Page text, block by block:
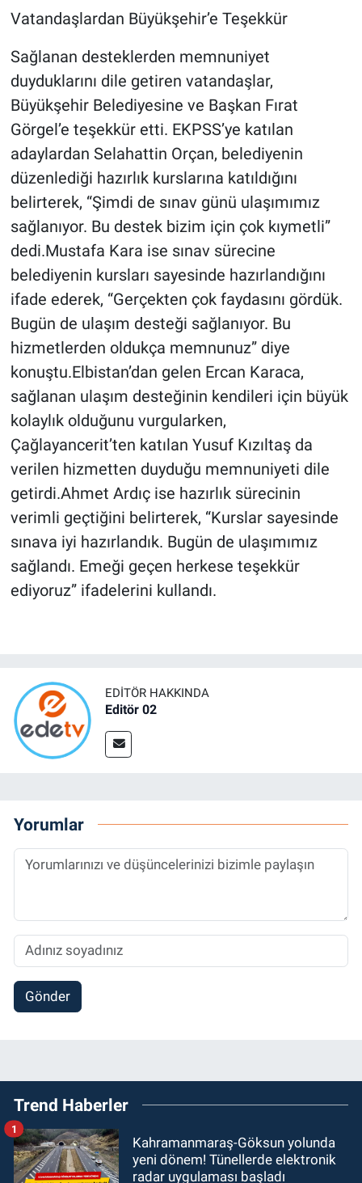
Vatandaşlardan Büyükşehir’e Teşekkür
Sağlanan desteklerden memnuniyet
duyduklarını dile getiren vatandaşlar,
Büyükşehir Belediyesine ve Başkan Fırat
Görgel’e teşekkür etti. EKPSS’ye katılan
adaylardan Selahattin Orçan, belediyenin
düzenlediği hazırlık kurslarına katıldığını
belirterek, “Şimdi de sınav günü ulaşımımız
sağlanıyor. Bu destek bizim için çok kıymetli”
dedi.Mustafa Kara ise sınav sürecine
belediyenin kursları sayesinde hazırlandığını
ifade ederek, “Gerçekten çok faydasını gördük.
Bugün de ulaşım desteği sağlanıyor. Bu
hizmetlerden oldukça memnunuz” diye
konuştu.Elbistan’dan gelen Ercan Karaca,
sağlanan ulaşım desteğinin kendileri için büyük
kolaylık olduğunu vurgularken,
Çağlayancerit’ten katılan Yusuf Kızıltaş da
verilen hizmetten duyduğu memnuniyeti dile
getirdi.Ahmet Ardıç ise hazırlık sürecinin
verimli geçtiğini belirterek, “Kurslar sayesinde
sınava iyi hazırlandık. Bugün de ulaşımımız
sağlandı. Emeği geçen herkese teşekkür
ediyoruz” ifadelerini kullandı.
EDITÖR HAKKINDA
Editör 02
Yorumlar
Gönder
Trend Haberler
Kahramanmaraş-Göksun yolunda
yeni dönem! Tünellerde elektronik
radar uygulaması başladı
1